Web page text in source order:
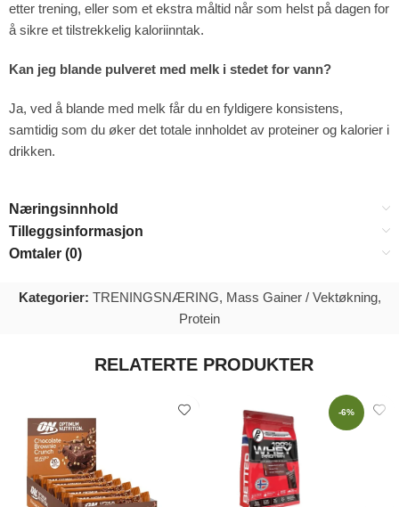
etter trening, eller som et ekstra måltid når som helst på dagen for
å sikre et tilstrekkelig kaloriinntak.
Kan jeg blande pulveret med melk i stedet for vann?
Ja, ved å blande med melk får du en fyldigere konsistens,
samtidig som du øker det totale innholdet av proteiner og kalorier i
drikken.
Næringsinnhold
Tilleggsinformasjon
Omtaler (0)
Kategorier: TRENINGSNÆRING, Mass Gainer / Vektøkning,
Protein
RELATERTE PRODUKTER
-6%